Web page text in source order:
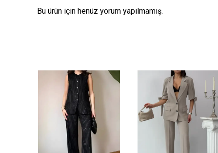
Bu ürün için henüz yorum yapılmamış.